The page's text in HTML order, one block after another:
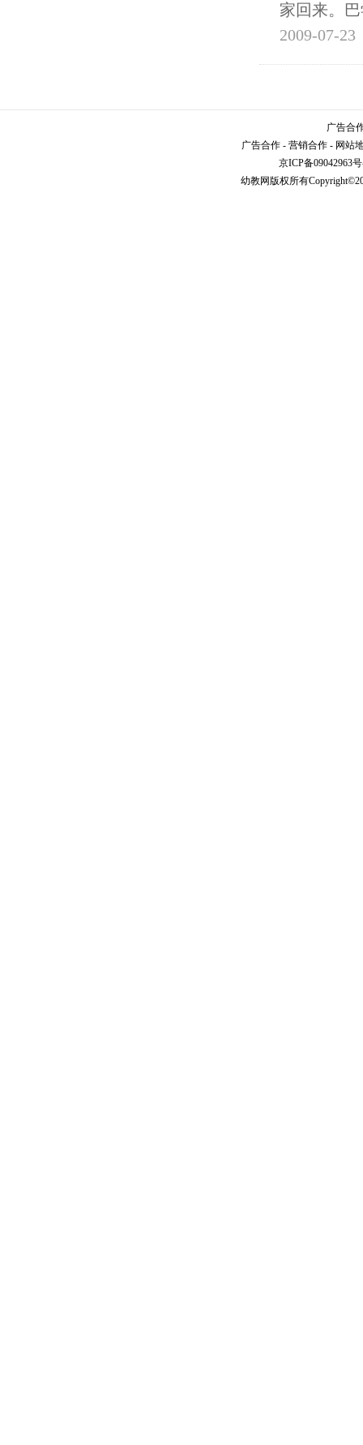
家回来。
2009-07-23
广告合
广告合作 - 营销合作 - 网站
京ICP备09042963
幼教网版权所有